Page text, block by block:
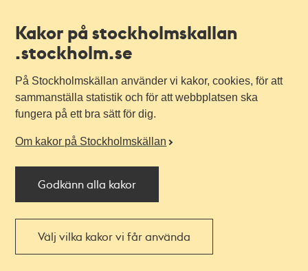
Kakor på stockholmskallan
.stockholm.se
På Stockholmskällan använder vi kakor, cookies, för att
sammanställa statistik och för att webbplatsen ska
fungera på ett bra sätt för dig.
Om kakor på Stockholmskällan
Godkänn alla kakor
Välj vilka kakor vi får använda